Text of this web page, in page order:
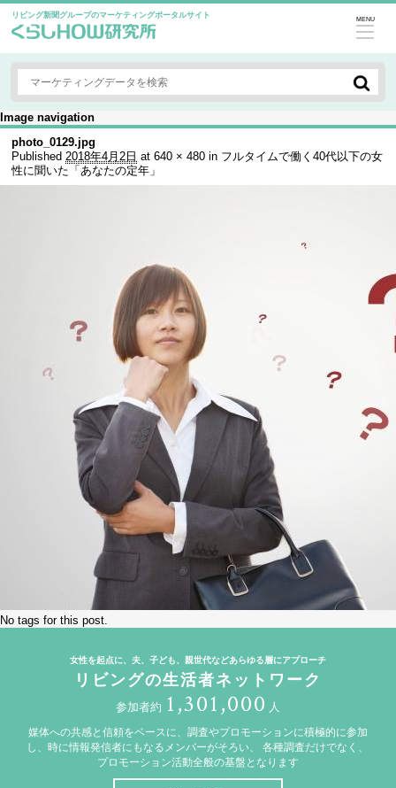
リビング新聞グループのマーケティングポータルサイト MENU
Image navigation
photo_0129.jpg
Published2018年4月2日 at640 × 480 in フルタイムで働く40代以下の女
性に聞いた「あなたの定年」
No tags for this post.
女性を起点に、夫、子ども、親世代などあらゆる層にアプローチ
リビングの生活者ネットワーク
参加者約 1,301,000 人
媒体への共感と信頼をベースに、調査やプロモーションに積極的に参加
し、時に情報発信者にもなるメンバーがそろい、
各種調査だけでなく、
プロモーション活動全般の基盤となります